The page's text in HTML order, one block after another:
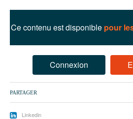
Ce contenu est disponible pour
Connexion
PARTAGER
Linkedin